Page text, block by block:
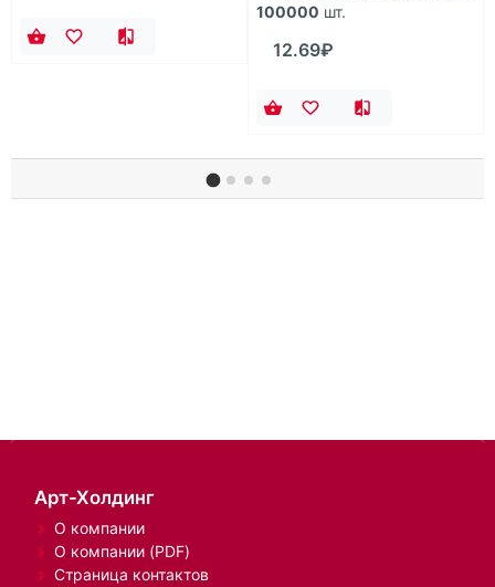
100000 шт.
12.69₽
Арт-Холдинг
О компании
О компании (PDF)
Страница контактов